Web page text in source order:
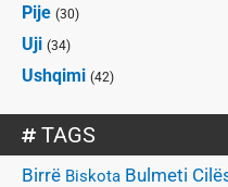
Pije (30)
Uji (34)
Ushqimi (42)
TAGS
Birrë Biskota Bulmeti